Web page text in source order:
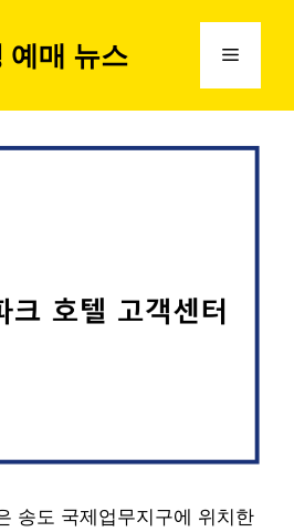
예매 뉴스 메
송도 국제업무지구에 위치한